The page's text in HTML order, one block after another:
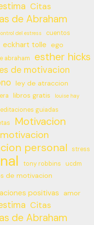
Citas
de Abraham
del estress cuentos
eckhart tolle ego
abraham esther hicks
de motivacion
ley de atraccion
libros gratis louise hay
guiadas
Motivacion
personal stress
tony robbins
ucdm
de motivacion
positivas
amor
Citas
de Abraham